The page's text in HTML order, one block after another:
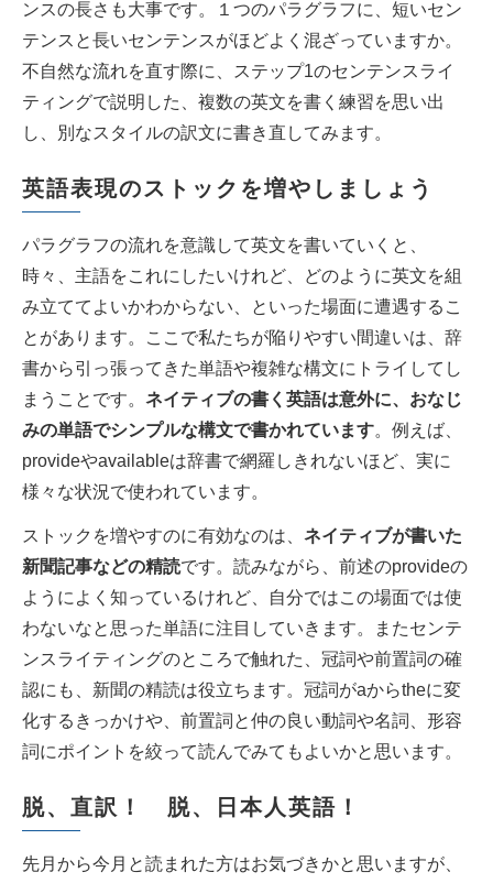
ンスの長さも大事です。１つのパラグラフに、短いセン
テンスと長いセンテンスがほどよく混ざっていますか。
不自然な流れを直す際に、ステップ1のセンテンスライ
ティングで説明した、複数の英文を書く練習を思い出
し、別なスタイルの訳文に書き直してみます。
英語表現のストックを増やしましょう
パラグラフの流れを意識して英文を書いていくと、
時々、主語をこれにしたいけれど、どのように英文を組
み立ててよいかわからない、といった場面に遭遇するこ
とがあります。ここで私たちが陥りやすい間違いは、辞
書から引っ張ってきた単語や複雑な構文にトライしてし
まうことです。 ネイティブの書く英語は意外に、おなじ
みの単語でシンプルな構文で書かれています。例えば、
provideやavailableは辞書で網羅しきれないほど、実に
様々な状況で使われています。
ストックを増やすのに有効なのは、 ネイティブが書いた
新聞記事などの精読です。読みながら、前述のprovideの
ようによく知っているけれど、自分ではこの場面では使
わないなと思った単語に注目していきます。またセンテ
ンスライティングのところで触れた、冠詞や前置詞の確
認にも、新聞の精読は役立ちます。冠詞がaからtheに変
化するきっかけや、前置詞と仲の良い動詞や名詞、形容
詞にポイントを絞って読んでみてもよいかと思います。
脱、直訳！ 脱、日本人英語！
先月から今月と読まれた方はお気づきかと思いますが、